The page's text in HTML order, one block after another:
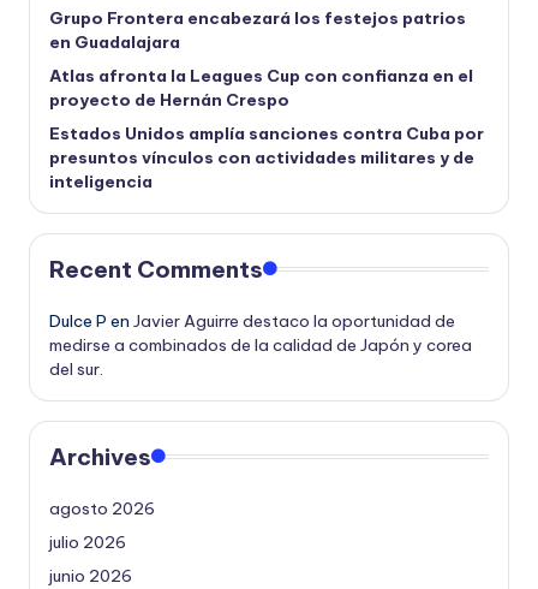
Grupo Frontera encabezará los festejos patrios
en Guadalajara
Atlas afronta la Leagues Cup con confianza en el
proyecto de Hernán Crespo
Estados Unidos amplía sanciones contra Cuba por
presuntos vínculos con actividades militares y de
inteligencia
Recent Comments
Dulce P en Javier Aguirre destaco la oportunidad de
medirse a combinados de la calidad de Japón y corea
del sur.
Archives
agosto 2026
julio 2026
junio 2026